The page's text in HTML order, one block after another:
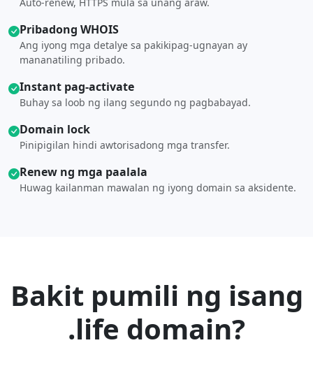
Pribadong WHOIS
Ang iyong mga detalye sa pakikipag-ugnayan ay
mananatiling pribado.
Instant pag-activate
Buhay sa loob ng ilang segundo ng pagbabayad.
Domain lock
Pinipigilan hindi awtorisadong mga transfer.
Renew ng mga paalala
Huwag kailanman mawalan ng iyong domain sa aksidente.
Bakit pumili ng isang
.life domain?